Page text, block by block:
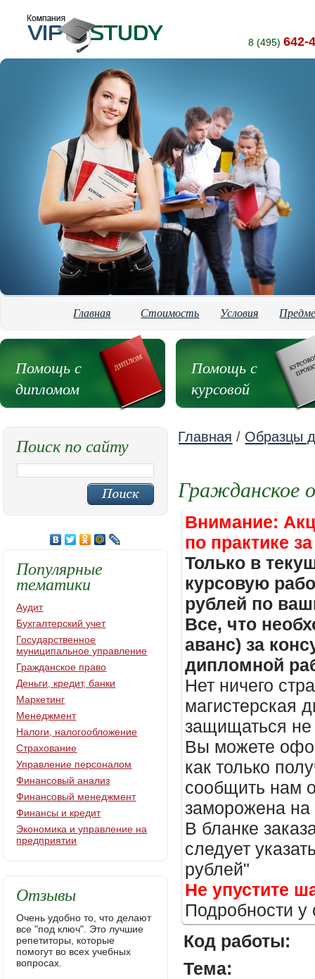
8 (495) 642-
Главная Стоимость Условия
Помощь с
дипломом
Помощь с
курсовой
Главная / Образцы
Гражданское
Внимание:
по практике
Только в
курсовую
рублей по
Все, что
аванс) за
дипломной
Нет ничего
магистерская
защищаться не
Вы можете
как только
сообщить нам
заморожена
В бланке
следует
рублей"
Не упустите
Подробности
Код работы:
Тема:
Поиск по сайту
Популярные
тематики
Аудит
Бухгалтерский учет
Государственное
муниципальное управление
Гражданское право
Деньги, кредит, банки
Маркетинг
Менеджмент
Налоги, налогообложение
Страхование
Управление персоналом
Финансовый анализ
Финансовый менеджмент
Финансы и кредит
Экономика и управление на
предприятии
Отзывы
Очень удобно то, что делают
все "под ключ". Это лучшие
репетиторы, которые
помогут во всех учебных
вопросах.